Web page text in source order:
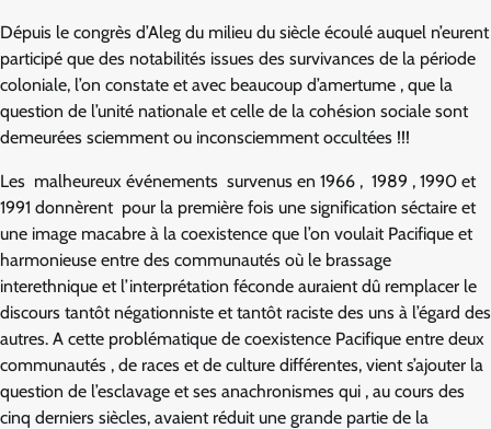
Dépuis le congrès d’Aleg du milieu du siècle écoulé auquel n’eurent
participé que des notabilités issues des survivances de la période
coloniale, l’on constate et avec beaucoup d’amertume , que la
question de l’unité nationale et celle de la cohésion sociale sont
demeurées sciemment ou inconsciemment occultées !!!
Les malheureux événements survenus en 1966 , 1989 , 1990 et
1991 donnèrent pour la première fois une signification séctaire et
une image macabre à la coexistence que l’on voulait Pacifique et
harmonieuse entre des communautés où le brassage
interethnique et l’interprétation féconde auraient dû remplacer le
discours tantôt négationniste et tantôt raciste des uns à l’égard des
autres. A cette problématique de coexistence Pacifique entre deux
communautés , de races et de culture différentes, vient s’ajouter la
question de l’esclavage et ses anachronismes qui , au cours des
cinq derniers siècles, avaient réduit une grande partie de la